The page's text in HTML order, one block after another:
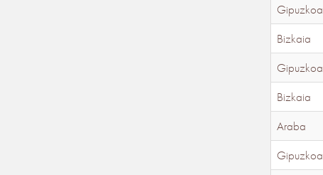
Gipuzkoa
Bizkaia
Gipuzkoa
Bizkaia
Araba
Gipuzkoa